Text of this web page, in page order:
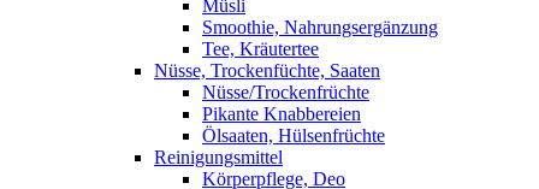
Müsli
Smoothie, Nahrungsergänzung
Tee, Kräutertee
Nüsse, Trockenfüchte, Saaten
Nüsse/Trockenfrüchte
Pikante Knabbereien
Ölsaaten, Hülsenfrüchte
Reinigungsmittel
Körperpflege, Deo